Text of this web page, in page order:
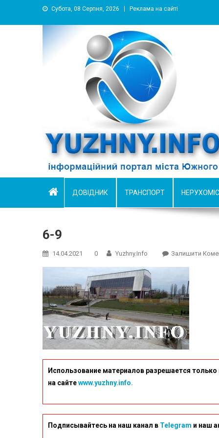
Субота, 08 Серпня, 2026 Реклама на сайті
YUZHNY.INFO
информационный портал города Южный
ДОВІДНИК ТРАНСПОРТ
6-9
14.04.2021 0 Yuzhny.info Залишити
Использование материалов разрешается
на сайтеwww.yuzhny.info.
Подписывайтесь на наш канал в Telegram и наш